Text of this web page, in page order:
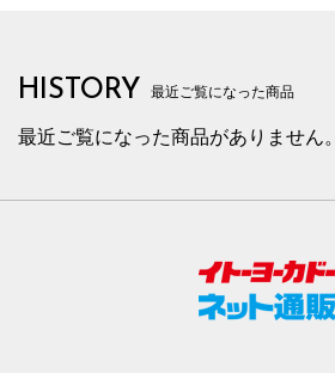
HISTORY 最近ご覧になった商品
最近ご覧になった商品がありません。